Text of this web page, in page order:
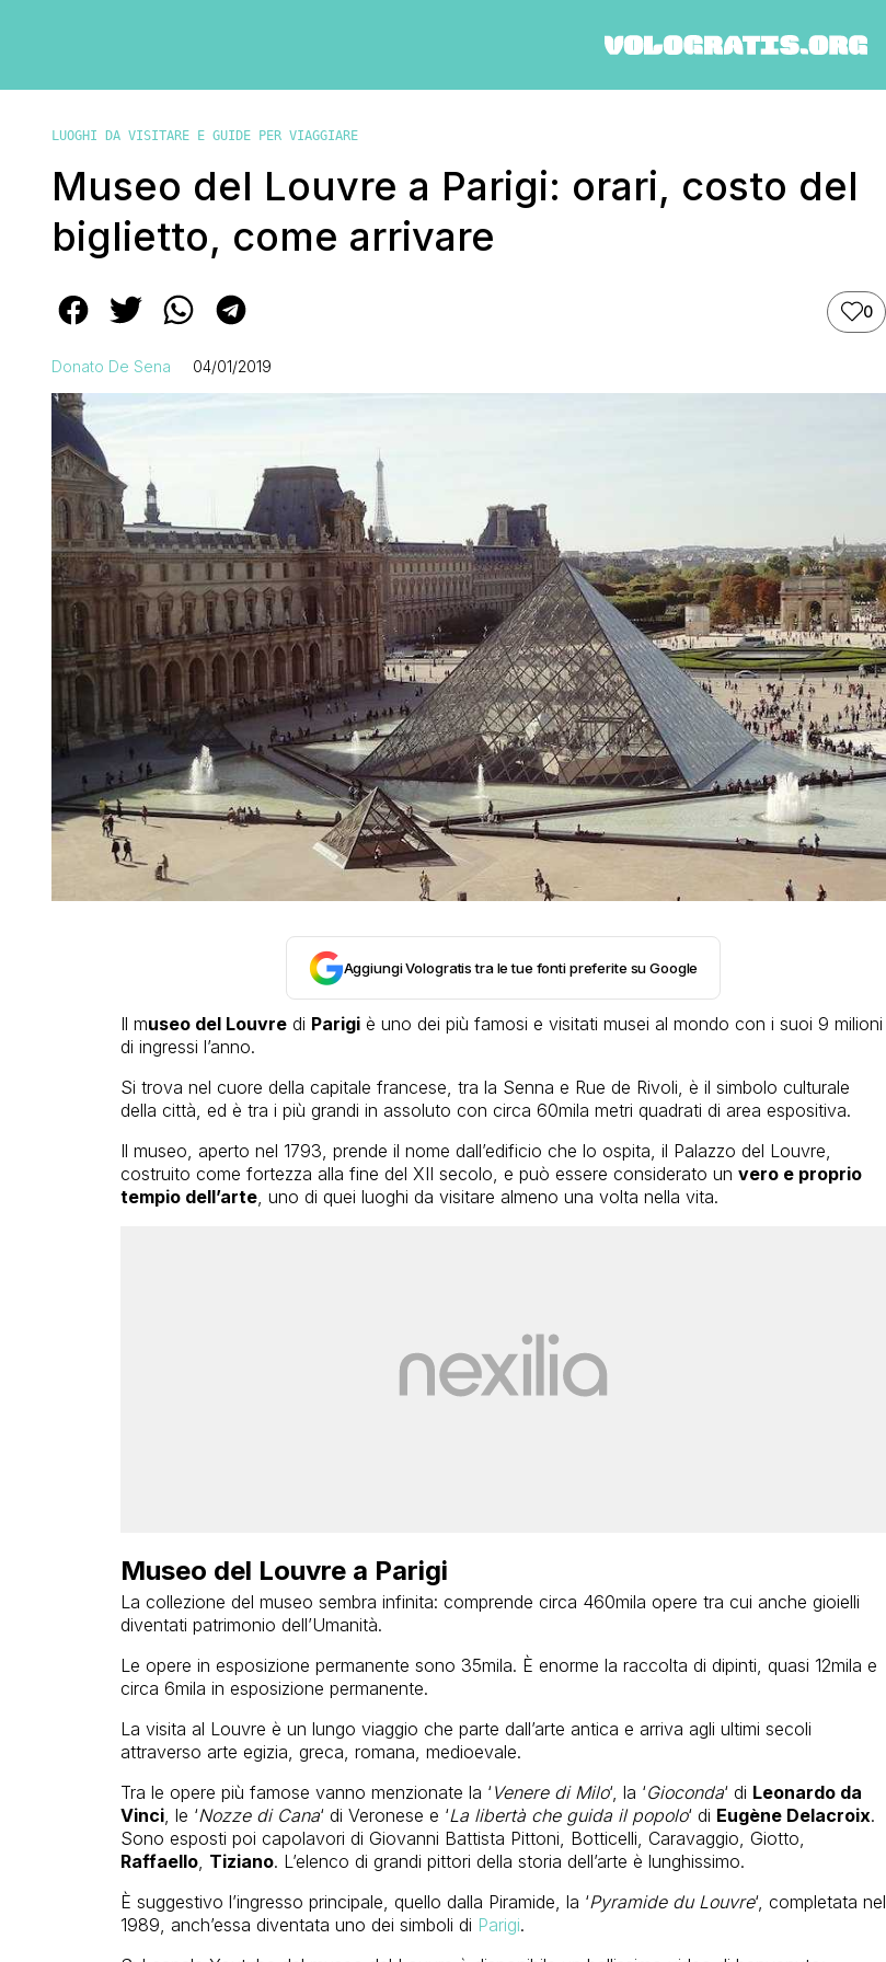
LUOGHI DA VISITARE E GUIDE PER VIAGGIARE
Museo del Louvre a Parigi: orari, costo del
biglietto, come arrivare
0
Donato De Sena 04/01/2019
Aggiungi Vologratis tra le tue fonti preferite su Google
Il museo del Louvredi Parigiè uno dei più famosi e visitati musei al mondo con i suoi 9 milioni
di ingressi l’anno.
Si trova nel cuore della capitale francese, tra la Senna e Rue de Rivoli, è il simbolo culturale
della città, ed è tra i più grandi in assoluto con circa 60mila metri quadrati di area espositiva.
Il museo, aperto nel 1793, prende il nome dall’edificio che lo ospita, il Palazzo del Louvre,
costruito come fortezza alla fine del XII secolo, e può essere considerato un vero e proprio
tempio dell’arte, uno di quei luoghi da visitare almeno una volta nella vita.
Museo del Louvre a Parigi
La collezione del museo sembra infinita: comprende circa 460mila opere tra cui anche gioielli
diventati patrimonio dell’Umanità.
Le opere in esposizione permanente sono 35mila. È enorme la raccolta di dipinti, quasi 12mila e
circa 6mila in esposizione permanente.
La visita al Louvre è un lungo viaggio che parte dall’arte antica e arriva agli ultimi secoli
attraverso arte egizia, greca, romana, medioevale.
Tra le opere più famose vanno menzionate la ‘Venere di Milo‘, la ‘Gioconda‘ di Leonardo da
Vinci, le ‘Nozze di Cana‘ di Veronese e ‘La libertà che guida il popolo‘ di Eugène Delacroix.
Sono esposti poi capolavori di Giovanni Battista Pittoni, Botticelli, Caravaggio, Giotto,
Raffaello, Tiziano. L’elenco di grandi pittori della storia dell’arte è lunghissimo.
È suggestivo l’ingresso principale, quello dalla Piramide, la ‘Pyramide du Louvre‘, completata nel
1989, anch’essa diventata uno dei simboli di Parigi.